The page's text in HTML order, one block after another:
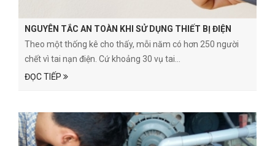
NGUYÊN TẮC AN TOÀN KHI SỬ DỤNG THIẾT BỊ ĐIỆN
Theo một thống kê cho thấy, mỗi năm có hơn 250 người
chết vì tai nạn điện. Cứ khoảng 30 vụ tai...
ĐỌC TIẾP